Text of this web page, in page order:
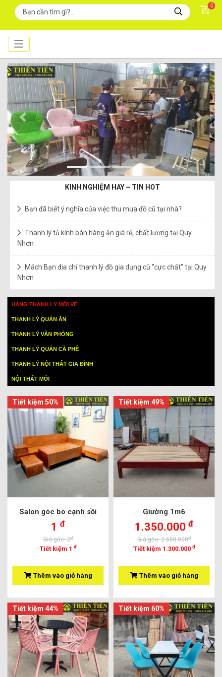
0
Previous Next
KINH NGHIỆM HAY – TIN HOT
Bạn đã biết ý nghĩa của việc thu mua đồ cũ tại nhà?
Thanh lý tủ kính bán hàng ăn giá rẻ, chất lượng tại Quy
Nhơn
Mách Bạn địa chỉ thanh lý đồ gia dụng cũ “cực chất” tại Quy
Nhơn
HÀNG THANH LÝ MỚI VỀ
THANH LÝ QUÁN ĂN
THANH LÝ VĂN PHÒNG
THANH LÝ QUÁN CÀ PHÊ
THANH LÝ NỘI THẤT GIA ĐÌNH
NỘI THẤT MỚI
Tiết kiệm 50%
Salon góc bo cạnh sồi
1 đ
Giá gốc: 2đ
Tiết kiệm 1 đ
Thêm vào giỏ hàng
Tiết kiệm 49%
Giường 1m6
1.350.000 đ
Giá gốc: 2.650.000đ
Tiết kiệm 1.300.000 đ
Thêm vào giỏ hàng
Tiết kiệm 44% Tiết kiệm 60%